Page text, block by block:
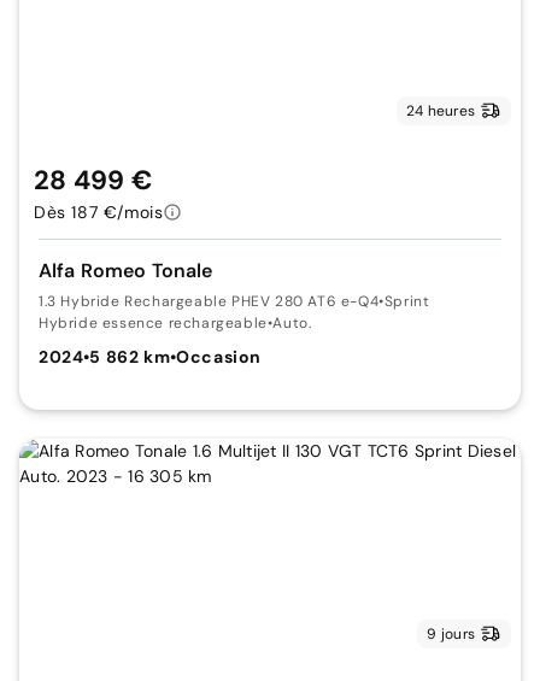
24 heures
Alfa Romeo Tonale
1.3 Hybride Rechargeable PHEV 280 AT6 e-Q4•Sprint
Hybride essence rechargeable•Auto.
2024•5 862 km•Occasion
28 499 €
Dès 187 €/mois
9 jours